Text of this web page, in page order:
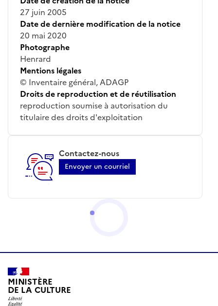
27 juin 2005
Date de dernière modification de la notice
20 mai 2020
Photographe
Henrard
Mentions légales
© Inventaire général, ADAGP
Droits de reproduction et de réutilisation
reproduction soumise à autorisation du
titulaire des droits d'exploitation
Contactez-nous
Envoyer un courriel
MINISTÈRE
DE LA CULTURE